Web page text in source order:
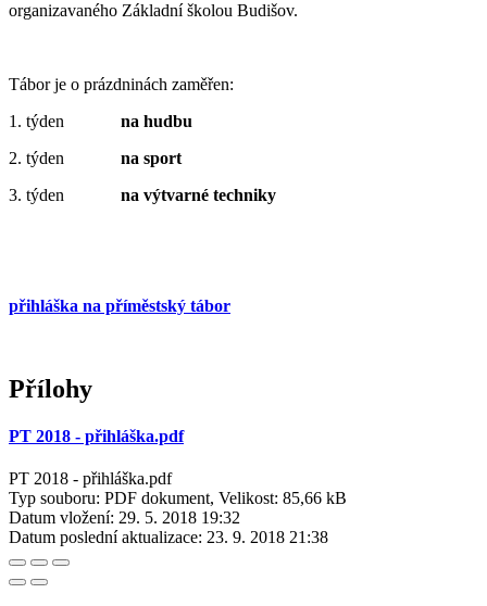
organizavaného Základní školou Budišov.
Tábor je o prázdninách zaměřen:
1. týden na hudbu
2. týden na sport
3. týden na výtvarné techniky
přihláška na příměstský tábor
Přílohy
PT 2018 - přihláška.pdf
PT 2018 - přihláška.pdf
Typ souboru: PDF dokument, Velikost: 85,66 kB
Datum vložení: 29. 5. 2018 19:32
Datum poslední aktualizace: 23. 9. 2018 21:38